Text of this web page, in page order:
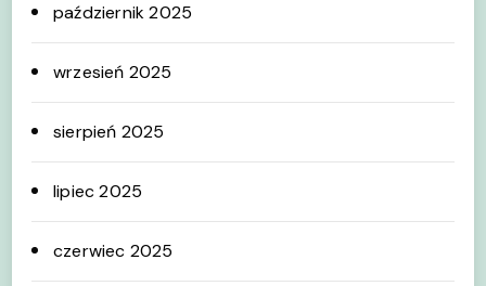
październik 2025
wrzesień 2025
sierpień 2025
lipiec 2025
czerwiec 2025